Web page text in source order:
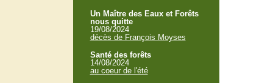
Un Maître des Eaux et Forêts
nous quitte
19/08/2024
décès de François Moyses
Santé des forêts
14/08/2024
au coeur de l'été